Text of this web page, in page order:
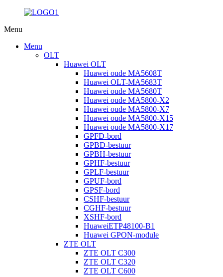
Menu
Menu
OLT
Huawei OLT
Huawei oude MA5608T
Huawei OLT-MA5683T
Huawei oude MA5680T
Huawei oude MA5800-X2
Huawei oude MA5800-X7
Huawei oude MA5800-X15
Huawei oude MA5800-X17
GPFD-bord
GPBD-bestuur
GPBH-bestuur
GPHF-bestuur
GPLF-bestuur
GPUF-bord
GPSF-bord
CSHF-bestuur
CGHF-bestuur
XSHF-bord
HuaweiETP48100-B1
Huawei GPON-module
ZTE OLT
ZTE OLT C300
ZTE OLT C320
ZTE OLT C600